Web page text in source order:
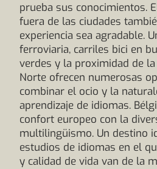
prueba sus conocimientos.
fuera de las ciudades
experiencia sea agradable.
ferroviaria, carriles bici en
verdes y la proximidad de
Norte ofrecen numerosas
combinar el ocio y la
aprendizaje de idiomas.
confort europeo con la
multilingüismo. Un destino
estudios de idiomas en el
y calidad de vida van de la